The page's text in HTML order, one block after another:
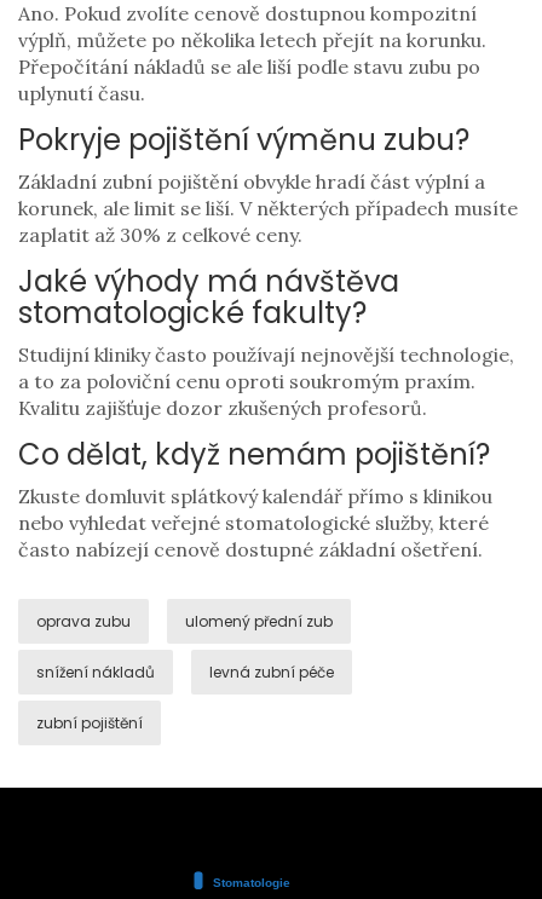
Ano. Pokud zvolíte cenově dostupnou kompozitní
výplň, můžete po několika letech přejít na korunku.
Přepočítání nákladů se ale liší podle stavu zubu po
uplynutí času.
Pokryje pojištění výměnu zubu?
Základní zubní pojištění obvykle hradí část výplní a
korunek, ale limit se liší. V některých případech musíte
zaplatit až 30% z celkové ceny.
Jaké výhody má návštěva
stomatologické fakulty?
Studijní kliniky často používají nejnovější technologie,
a to za poloviční cenu oproti soukromým praxím.
Kvalitu zajišťuje dozor zkušených profesorů.
Co dělat, když nemám pojištění?
Zkuste domluvit splátkový kalendář přímo s klinikou
nebo vyhledat veřejné stomatologické služby, které
často nabízejí cenově dostupné základní ošetření.
oprava zubu ulomený přední zub
snížení nákladů levná zubní péče
zubní pojištění